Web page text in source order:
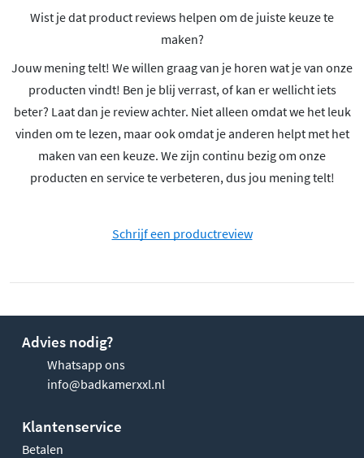
Wist je dat product reviews helpen om de juiste keuze te
maken?
Jouw mening telt! We willen graag van je horen wat je van onze
producten vindt! Ben je blij verrast, of kan er wellicht iets
beter? Laat dan je review achter. Niet alleen omdat we het leuk
vinden om te lezen, maar ook omdat je anderen helpt met het
maken van een keuze. We zijn continu bezig om onze
producten en service te verbeteren, dus jou mening telt!
Schrijf een productreview
Advies nodig?
Whatsapp ons
info@badkamerxxl.nl
Klantenservice
Betalen